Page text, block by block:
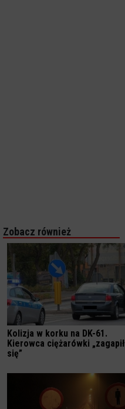
Zobacz również
Kolizja w korku na DK-61.
Kierowca ciężarówki „zagapił
się”